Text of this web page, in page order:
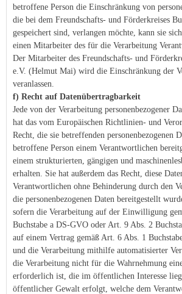
betroffene Person die Einschränkung von
die bei dem Freundschafts- und Förderkreises
gespeichert sind, verlangen möchte, kann sie
einen Mitarbeiter des für die Verarbeitung
Der Mitarbeiter des Freundschafts- und
e.V. (Helmut Mai) wird die Einschränkung der
veranlassen.
f) Recht auf Datenübertragbarkeit
Jede von der Verarbeitung personenbezogener
hat das vom Europäischen Richtlinien- und
Recht, die sie betreffenden personenbezogenen
betroffene Person einem Verantwortlichen
einem strukturierten, gängigen und
erhalten. Sie hat außerdem das Recht, diese
Verantwortlichen ohne Behinderung durch den
die personenbezogenen Daten bereitgestellt
sofern die Verarbeitung auf der Einwilligung
Buchstabe a DS-GVO oder Art. 9 Abs. 2
auf einem Vertrag gemäß Art. 6 Abs. 1
und die Verarbeitung mithilfe automatisierter
die Verarbeitung nicht für die Wahrnehmung
erforderlich ist, die im öffentlichen Interesse
öffentlicher Gewalt erfolgt, welche dem